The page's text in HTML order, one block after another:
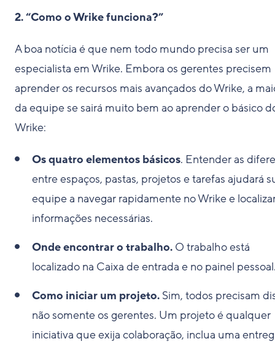
2. “Como o Wrike funciona?”
A boa notícia é que nem todo mundo precisa ser um
especialista em Wrike. Embora os gerentes precisem
aprender os recursos mais avançados do Wrike, a
da equipe se sairá muito bem ao aprender o básico
Wrike:
Os quatro elementos básicos. Entender as
entre espaços, pastas, projetos e tarefas ajudará
equipe a navegar rapidamente no Wrike e
informações necessárias.
Onde encontrar o trabalho. O trabalho está
localizado na Caixa de entrada e no painel
Como iniciar um projeto. Sim, todos precisam
não somente os gerentes. Um projeto é qualquer
iniciativa que exija colaboração, inclua uma